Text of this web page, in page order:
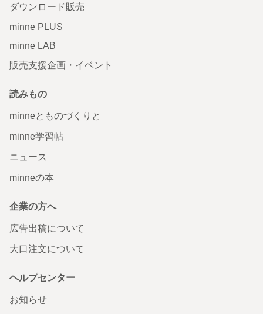
ダウンロード販売
minne PLUS
minne LAB
販売支援企画・イベント
読みもの
minneとものづくりと
minne学習帖
ニュース
minneの本
企業の方へ
広告出稿について
大口注文について
ヘルプセンター
お知らせ